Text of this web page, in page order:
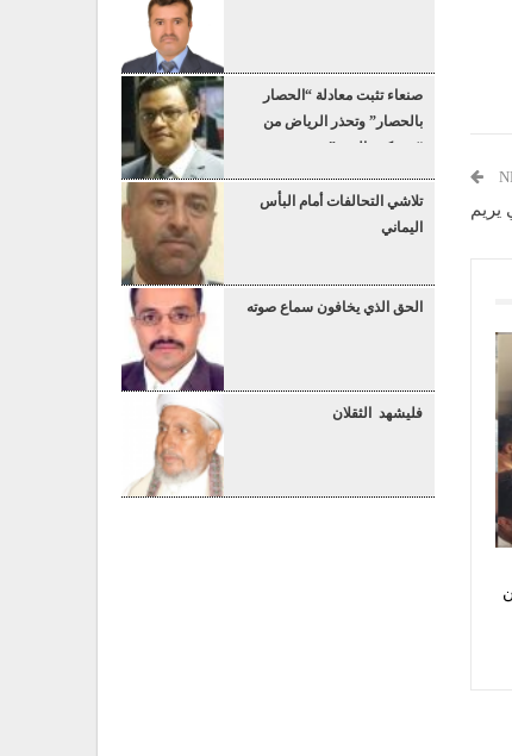
يريم
صنعاء تثبت معادلة “الحصار
بالحصار” وتحذر الرياض من
“عسكرة البحر”
تلاشي التحالفات أمام البأس
اليماني
الحق الذي يخافون سماع صوته
فليشهد الثقلان